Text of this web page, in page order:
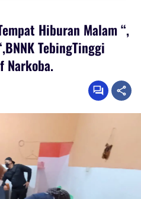
Hiburan Malam “,
TebingTinggi
Narkoba.